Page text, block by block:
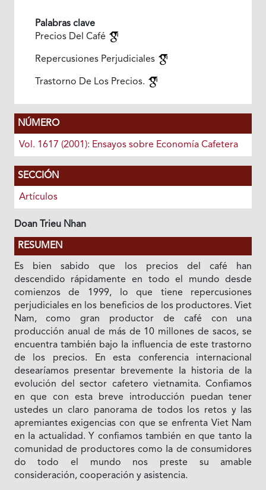
Palabras clave
Precios Del Café
Repercusiones Perjudiciales
Trastorno De Los Precios.
NÚMERO
Vol. 1617 (2001): Ensayos sobre Economía Cafetera
SECCIÓN
Artículos
Doan Trieu Nhan
RESUMEN
Es bien sabido que los precios del café han
descendido rápidamente en todo el mundo desde
comienzos de 1999, lo que tiene repercusiones
perjudiciales en los beneficios de los productores. Viet
Nam, como gran productor de café con una
producción anual de más de 10 millones de sacos, se
encuentra también bajo Ia influencia de este trastorno
de los precios. En esta conferencia internacional
desearíamos presentar brevemente Ia historia de Ia
evolución del sector cafetero vietnamita. Confiamos
en que con esta breve introducción puedan tener
ustedes un claro panorama de todos los retos y las
apremiantes exigencias con que se enfrenta Viet Nam
en Ia actualidad. Y confiamos también en que tanto Ia
comunidad de productores como Ia de consumidores
do todo el mundo nos preste su amable
consideración, cooperación y asistencia.